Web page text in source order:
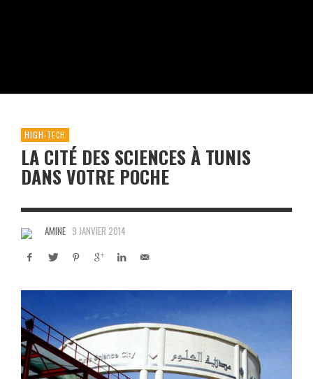
HIGH-TECH
LA CITÉ DES SCIENCES À TUNIS
DANS VOTRE POCHE
AMINE 9 JANVIER 2014